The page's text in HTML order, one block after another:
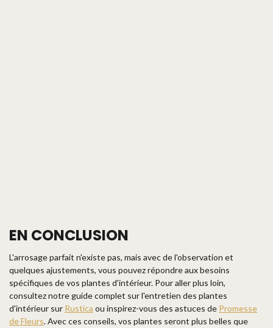
EN CONCLUSION
L'arrosage parfait n'existe pas, mais avec de l'observation et
quelques ajustements, vous pouvez répondre aux besoins
spécifiques de vos plantes d'intérieur. Pour aller plus loin,
consultez notre guide complet sur l'entretien des plantes
d'intérieur sur Rustica ou inspirez-vous des astuces de Promesse
de Fleurs. Avec ces conseils, vos plantes seront plus belles que